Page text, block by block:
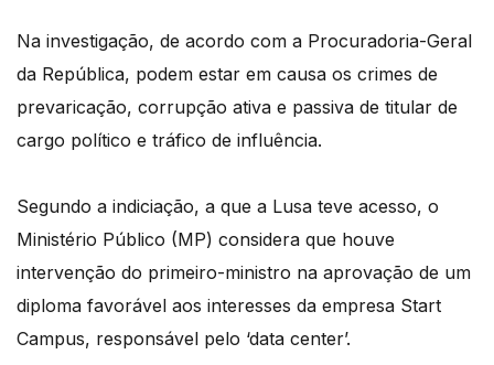
Na investigação, de acordo com a Procuradoria-Geral
da República, podem estar em causa os crimes de
prevaricação, corrupção ativa e passiva de titular de
cargo político e tráfico de influência.
Segundo a indiciação, a que a Lusa teve acesso, o
Ministério Público (MP) considera que houve
intervenção do primeiro-ministro na aprovação de um
diploma favorável aos interesses da empresa Start
Campus, responsável pelo ‘data center’.